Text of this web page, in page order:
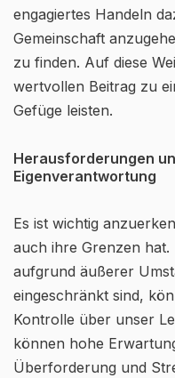
engagiertes Handeln
Gemeinschaft
zu finden. Auf diese
wertvollen Beitrag zu
Gefüge leisten.
Herausforderungen
Eigenverantwortung
Es ist wichtig
auch ihre Grenzen
aufgrund äußerer
eingeschränkt sind,
Kontrolle über unser
können hohe
Überforderung und